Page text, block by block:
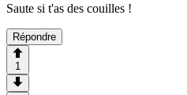
Saute si t'as des couilles !
Répondre
1